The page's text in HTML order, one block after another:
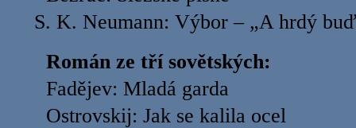
S. K. Neumann: Výbor – „A hrdý
Román ze tří sovětských:
Fadějev: Mladá garda
Ostrovskij: Jak se kalila ocel